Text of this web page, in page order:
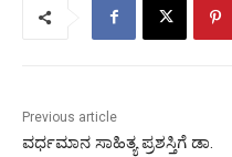
Previous article
ವರ್ಧಮಾನ ಸಾಹಿತ್ಯ ಪ್ರಶಸ್ತಿಗೆ ಡಾ.